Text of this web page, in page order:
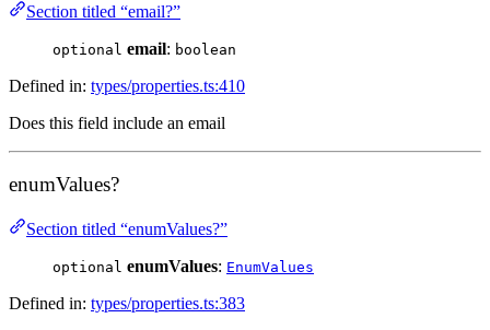
Section titled “email?”
optional email: boolean
Defined in: types/properties.ts:410
Does this field include an email
enumValues?
Section titled “enumValues?”
optional enumValues: EnumValues
Defined in: types/properties.ts:383